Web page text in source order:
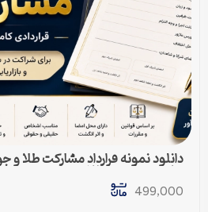
دانلود نمونه قرارداد مشارکت طلا و
ساخت و فروش طلا
499,000